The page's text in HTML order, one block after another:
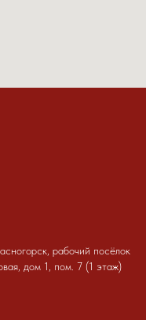
рабочий посёлок
дом 1, пом. 7 (1 этаж)